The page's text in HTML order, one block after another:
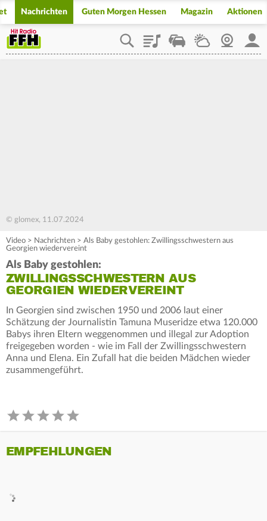
Nachrichten Guten Morgen Hessen Magazin Aktionen
PlaylistStaupilotWetterWebcam
© glomex, 11.07.2024
Video > Nachrichten > Als Baby gestohlen: Zwillingsschwestern aus
Georgien wiedervereint
Als Baby gestohlen:
ZWILLINGSSCHWESTERN AUS
GEORGIEN WIEDERVEREINT
In Georgien sind zwischen 1950 und 2006 laut einer
Schätzung der Journalistin Tamuna Museridze etwa 120.000
Babys ihren Eltern weggenommen und illegal zur Adoption
freigegeben worden - wie im Fall der Zwillingsschwestern
Anna und Elena. Ein Zufall hat die beiden Mädchen wieder
zusammengeführt.
EMPFEHLUNGEN